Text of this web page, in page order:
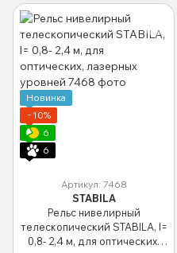
Новинка
−10%
6
6
Артикул: 7468
STABILA
Рельс нивелирный
телескопический STABILA, l=
0,8- 2,4 м, для оптических,